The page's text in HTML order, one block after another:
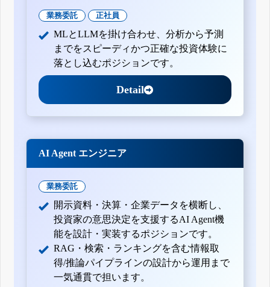
業務委託 正社員
MLとLLMを掛け合わせ、分析から予測
までをスピーディかつ正確な投資体験に
落とし込むポジションです。
Detail
AI Agent エンジニア
業務委託
開示資料・決算・企業データを横断し、
投資家の意思決定を支援するAI Agent機
能を設計・実装するポジションです。
RAG・検索・ランキングを含む情報取
得/推論パイプラインの設計から運用まで
一気通貫で担います。